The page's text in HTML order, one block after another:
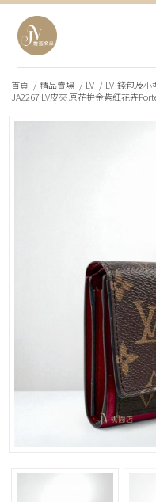
首頁 / 精品賣場 / LV / LV-錢包及小
JA2267 LV皮夾 原花拚金紫紅花卉